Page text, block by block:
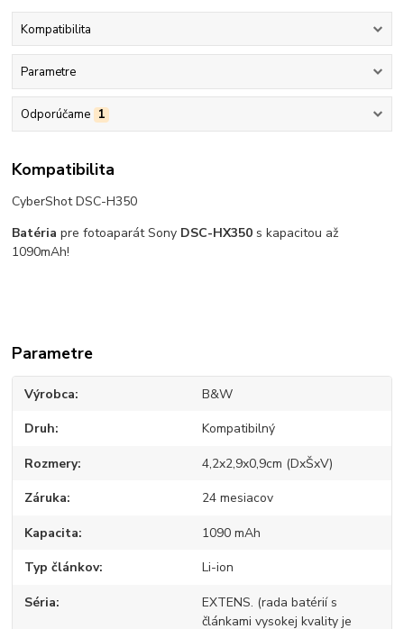
Kompatibilita
Parametre
Odporúčame 1
Kompatibilita
CyberShot DSC-H350
Batéria pre fotoaparát Sony DSC-HX350 s kapacitou až
1090mAh!
Parametre
Výrobca B&W
Druh Kompatibilný
Rozmery 4,2x2,9x0,9cm (DxŠxV)
Záruka 24 mesiacov
Kapacita 1090 mAh
Typ článkov Li-ion
Séria
EXTENS. (rada batérií s
článkami vysokej kvality je